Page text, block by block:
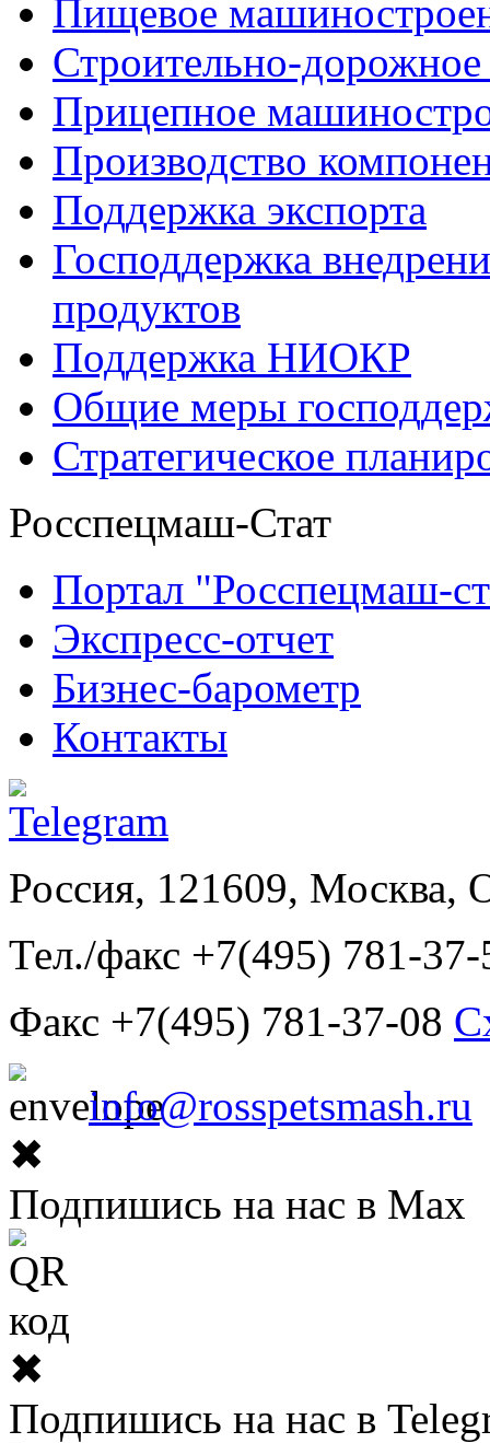
Пищевое
Строительно-
Прицепное
Производство
Поддержка экспорта
Господдержка
продуктов
Поддержка НИОКР
Общие меры
Стратегическое
Росспецмаш-Стат
Портал "Росспецмаш-
Экспресс-отчет
Бизнес-барометр
Контакты
Россия, 121609, Москва,
Тел./факс +7(495) 781-37-
Факс +7(495) 781-37-08
info@rosspetsmash.ru
✖
Подпишись на нас в Max
✖
Подпишись на нас в